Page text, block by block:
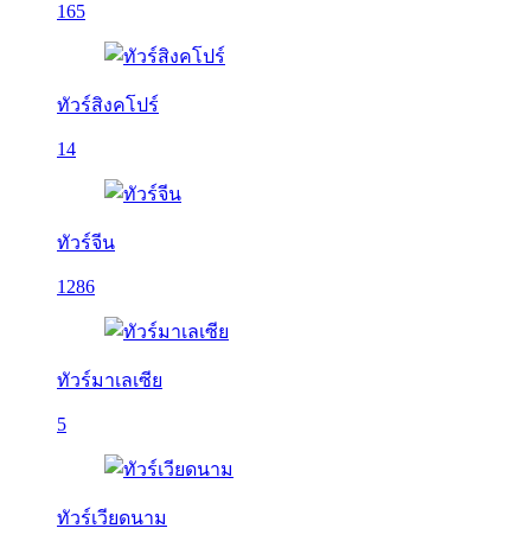
165
ทัวร์สิงคโปร์
14
ทัวร์จีน
1286
ทัวร์มาเลเซีย
5
ทัวร์เวียดนาม